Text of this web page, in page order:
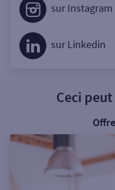
sur Instagram
sur Linkedin
Ceci